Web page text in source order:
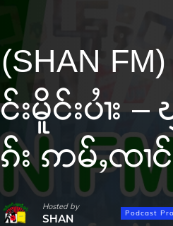
(SHAN
င်းမိူင်းပၢႆး
ၵ်း ဢမ်ႇၸၢ
Hosted by
SHAN Podcast